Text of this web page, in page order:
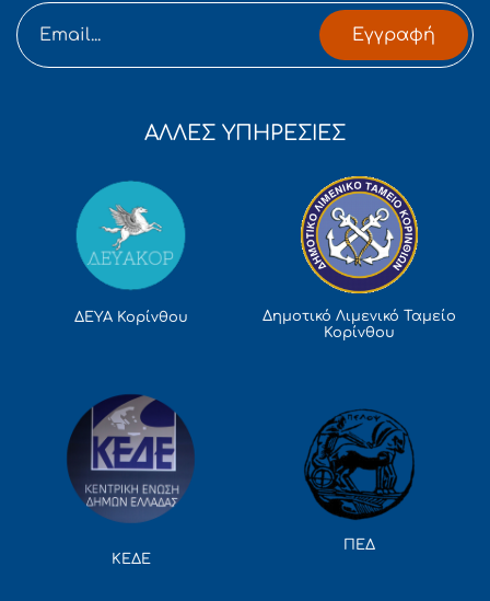
Εγγραφή
ΑΛΛΕΣ ΥΠΗΡΕΣΙΕΣ
ΔΕΥΑ Κορίνθου
Δημοτικό Λιμενικό Ταμείο
Κορίνθου
ΚΕΔΕ
ΠΕΔ